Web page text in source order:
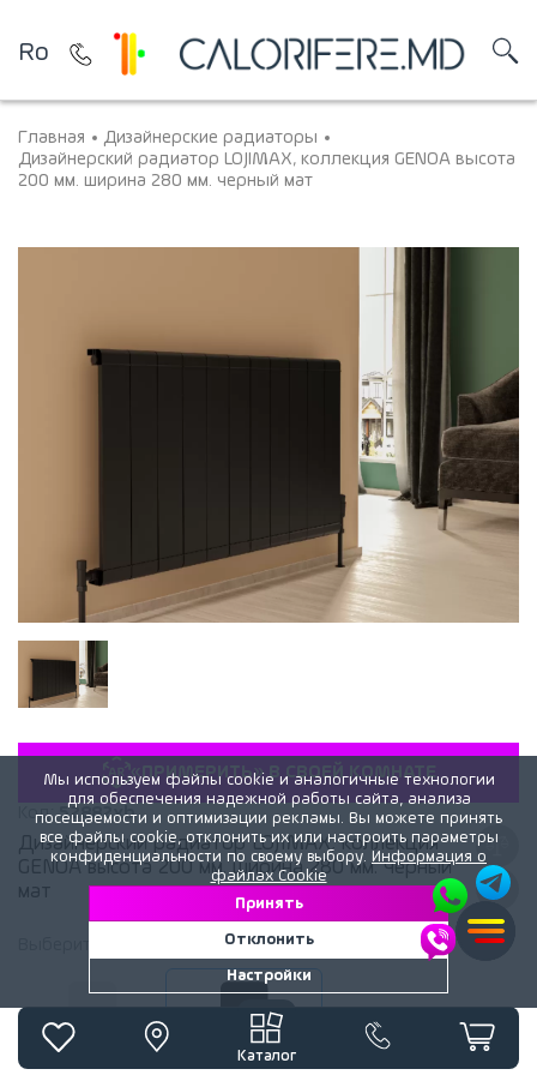
Ro
Каталог
Главная
Дизайнерские радиаторы
Дизайнерский радиатор LOJIMAX, коллекция GENOA высота
200 мм. ширина 280 мм. черный мат
«ПРИМЕРИТЬ» В СВОЕЙ КОМНАТЕ
Код:52882xb
Дизайнерский радиатор LOJIMAX, коллекция
GENOA высота 200 мм. ширина 280 мм. черный
мат
радиатора:Черный матовый
Белый матовый Черный матовый
Мы используем файлы cookie и аналогичные технологии
для обеспечения надежной работы сайта, анализа
посещаемости и оптимизации рекламы. Вы можете принять
все файлы cookie, отклонить их или настроить параметры
конфиденциальности по своему выбору. Информация о
файлах Cookie
Принять
Отклонить
Настройки